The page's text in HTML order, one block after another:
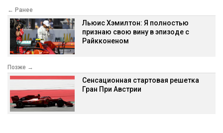
← Ранее
Льюис Хэмилтон: Я полностью
признаю свою вину в эпизоде с
Райкконеном
Позже →
Сенсационная стартовая решетка
Гран При Австрии